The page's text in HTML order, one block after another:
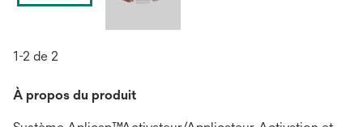
1-2 de 2
À propos du produit